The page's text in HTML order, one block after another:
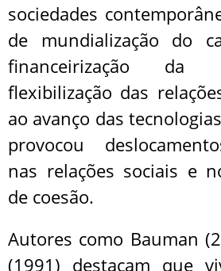
sociedades
de mundialização do
financeirização da
flexibilização das
ao avanço das
provocou
nas relações sociais e
de coesão.
Autores como Bauman
(1991) destacam que